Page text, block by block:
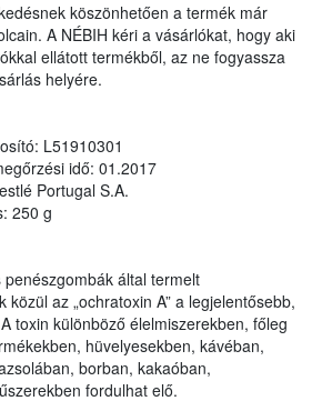
köszönhetően a termék már
A NÉBIH kéri a vásárlókat, hogy aki
ellátott termékből, az ne fogyassza
helyére.
L51910301
idő: 01.2017
Portugal S.A.
250 g
által termelt
közül az „ochratoxin A” a legjelentősebb,
toxin különböző élelmiszerekben, főleg
hüvelyesekben, kávéban,
borban, kakaóban,
fordulhat elő.